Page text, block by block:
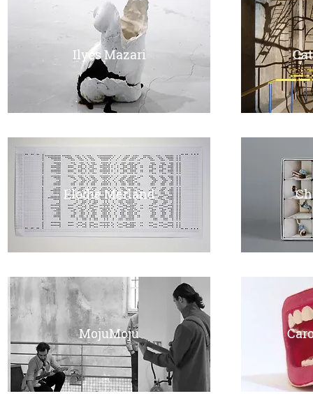
Ilyes Mazari
Elodie Merland
MojuMoju